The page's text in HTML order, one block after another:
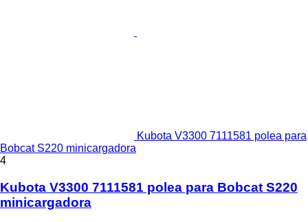
Kubota V3300 7111581 polea para
Bobcat S220 minicargadora
4
Kubota V3300 7111581 polea para Bobcat S220
minicargadora